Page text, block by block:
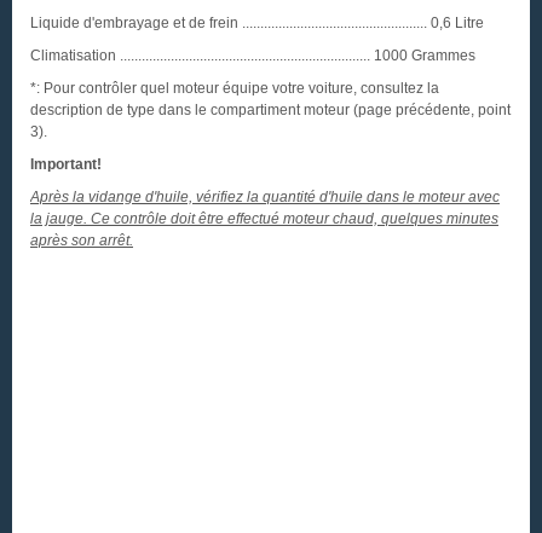
Liquide d'embrayage et de frein ................................................... 0,6 Litre
Climatisation ..................................................................... 1000 Grammes
*: Pour contrôler quel moteur équipe votre voiture, consultez la
description de type dans le compartiment moteur (page précédente, point
3).
Important!
Après la vidange d'huile, vérifiez la quantité d'huile dans le moteur avec
la jauge. Ce contrôle doit être effectué moteur chaud, quelques minutes
après son arrêt.